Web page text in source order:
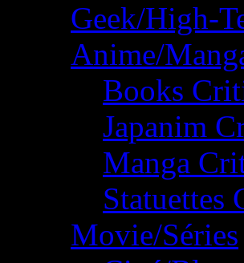
Geek/High-
Anime/
Books
Japanim
Manga
Statuettes
Movie/Séries